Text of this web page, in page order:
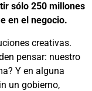
sólo 250 millones
en el negocio.
creativas.
pensar: nuestro
Y en alguna
un gobierno,